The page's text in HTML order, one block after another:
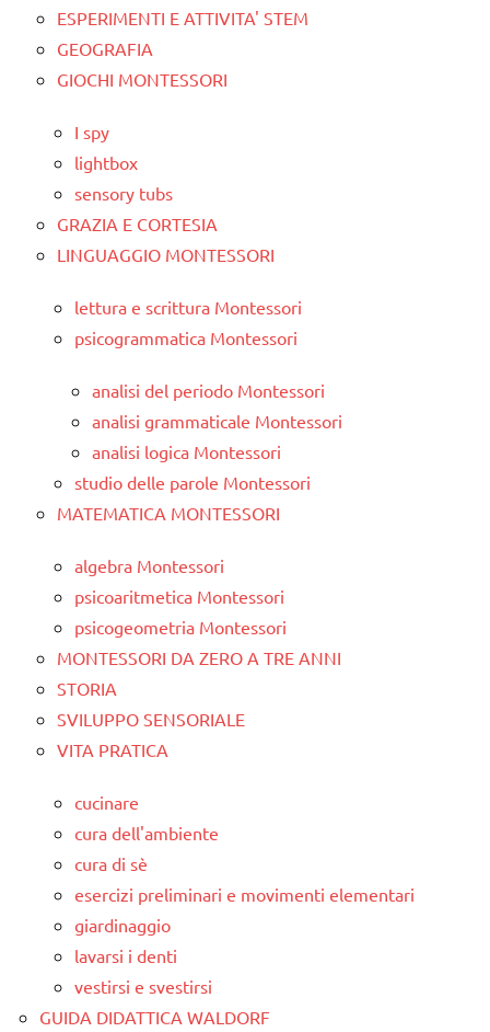
ESPERIMENTI E ATTIVITA' STEM
GEOGRAFIA
GIOCHI MONTESSORI
I spy
lightbox
sensory tubs
GRAZIA E CORTESIA
LINGUAGGIO MONTESSORI
lettura e scrittura Montessori
psicogrammatica Montessori
analisi del periodo Montessori
analisi grammaticale Montessori
analisi logica Montessori
studio delle parole Montessori
MATEMATICA MONTESSORI
algebra Montessori
psicoaritmetica Montessori
psicogeometria Montessori
MONTESSORI DA ZERO A TRE ANNI
STORIA
SVILUPPO SENSORIALE
VITA PRATICA
cucinare
cura dell'ambiente
cura di sè
esercizi preliminari e movimenti elementari
giardinaggio
lavarsi i denti
vestirsi e svestirsi
GUIDA DIDATTICA WALDORF